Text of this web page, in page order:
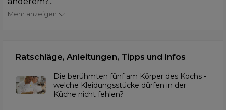
Mehr anzeigen
Ratschläge, Anleitungen, Tipps und Infos
Die berühmten fünf am Körper des Kochs -
welche Kleidungsstücke dürfen in der
Küche nicht fehlen?